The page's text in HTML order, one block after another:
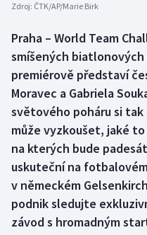
Box
Curling
Dostihy
Florbal
Futsal
Golf
Zdroj: ČTK/AP/Marie Birk
Praha – World Team
smíšených
premiérově představí
Moravec a Gabriela
světového poháru si
může vyzkoušet, jaké
na kterých bude
uskuteční na
v německém
podnik sledujte
závod s hromadným